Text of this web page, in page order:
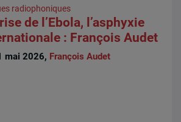
radiophoniques
de l’Ebola, l’asphyxie
: François Audet
mai 2026, François Audet